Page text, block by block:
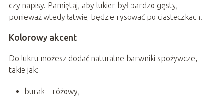
czy napisy. Pamiętaj, aby lukier był bardzo gęsty,
ponieważ wtedy łatwiej będzie rysować po ciasteczkach.
Kolorowy akcent
Do lukru możesz dodać naturalne barwniki spożywcze,
takie jak:
burak – różowy,